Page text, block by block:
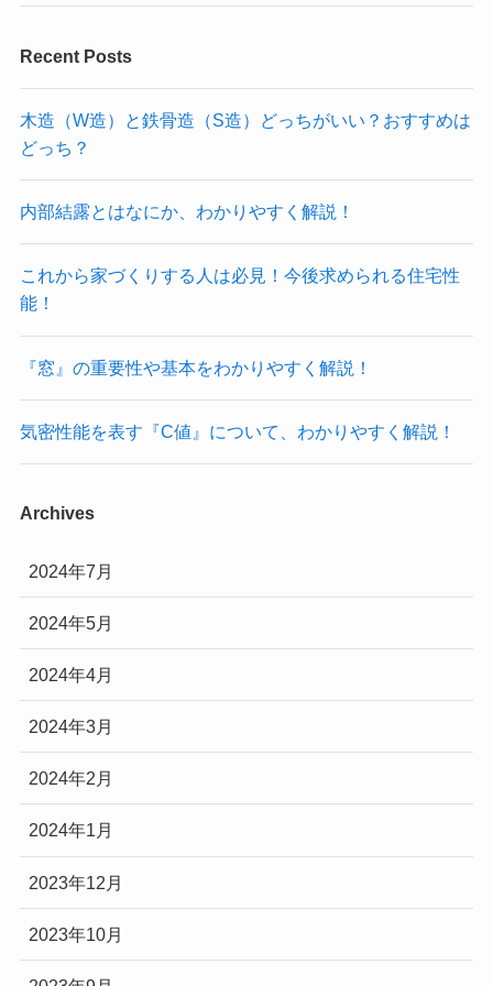
Recent Posts
木造（W造）と鉄骨造（S造）どっちがいい？おすすめは
どっち？
内部結露とはなにか、わかりやすく解説！
これから家づくりする人は必見！今後求められる住宅性
能！
『窓』の重要性や基本をわかりやすく解説！
気密性能を表す『C値』について、わかりやすく解説！
Archives
2024年7月
2024年5月
2024年4月
2024年3月
2024年2月
2024年1月
2023年12月
2023年10月